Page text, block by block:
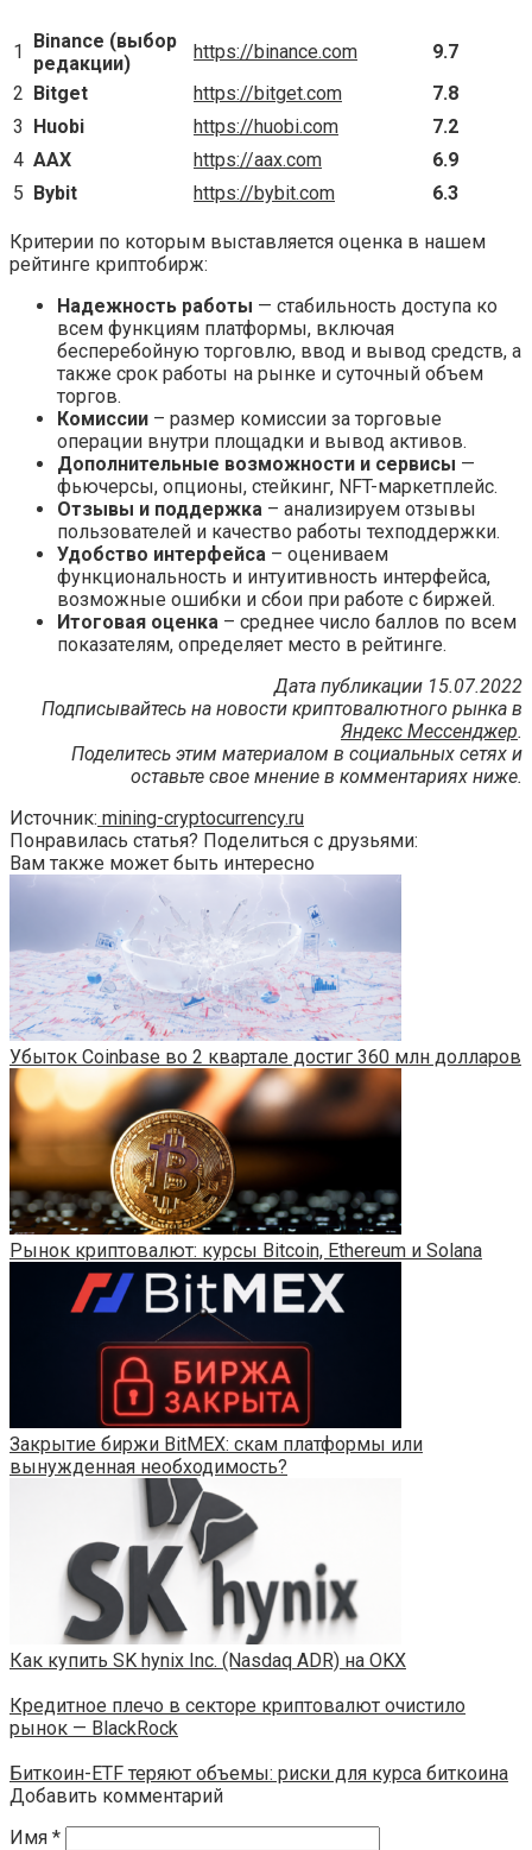
1 Binance (выбор
редакции)
https://binance.com
9.7
2 Bitget https://bitget.com
7.8
3 Huobi https://huobi.com
7.2
4 AAX https://aax.com
6.9
5 Bybit https://bybit.com 6.3
Критерии по которым выставляется оценка в нашем
рейтинге криптобирж:
Надежность работы — стабильность доступа ко
всем функциям платформы, включая
бесперебойную торговлю, ввод и вывод средств, а
также срок работы на рынке и суточный объем
торгов.
Комиссии – размер комиссии за торговые
операции внутри площадки и вывод активов.
Дополнительные возможности и сервисы —
фьючерсы, опционы, стейкинг, NFT-маркетплейс.
Отзывы и поддержка – анализируем отзывы
пользователей и качество работы техподдержки.
Удобство интерфейса – оцениваем
функциональность и интуитивность интерфейса,
возможные ошибки и сбои при работе с биржей.
Итоговая оценка – среднее число баллов по всем
показателям, определяет место в рейтинге.
Дата публикации 15.07.2022
Подписывайтесь на новости криптовалютного рынка в
Яндекс Мессенджер.
Поделитесь этим материалом в социальных сетях и
оставьте свое мнение в комментариях ниже.
Источник: mining-cryptocurrency.ru
Понравилась статья? Поделиться с друзьями:
Вам также может быть интересно
Убыток Coinbase во 2 квартале достиг 360 млн долларов
Рынок криптовалют: курсы Bitcoin, Ethereum и Solana
Закрытие биржи BitMEX: скам платформы или
вынужденная необходимость?
Как купить SK hynix Inc. (Nasdaq ADR) на OKX
Кредитное плечо в секторе криптовалют очистило
рынок — BlackRock
Биткоин-ETF теряют объемы: риски для курса биткоина
Добавить комментарий
Имя *